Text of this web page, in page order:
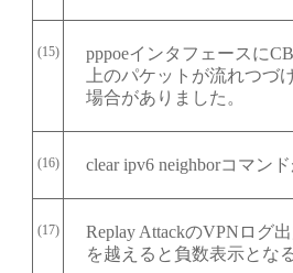
(15)
pppoeインタフェースに
上のパケットが流れつづ
場合がありました。
(16) clear ipv6 neighborコマン
(17)
Replay AttackのVPNログ
を越えると負数表示とな